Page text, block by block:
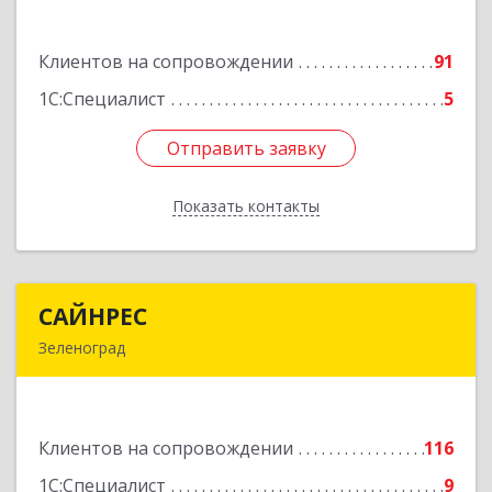
Клиентов на сопровождении
91
1С:Специалист
5
Отправить заявку
Показать контакты
Подробнее
Отправить заявку
Назад
САЙНРЕС
Зеленоград
Клиентов на сопровождении
116
1С:Специалист
9
Подробнее